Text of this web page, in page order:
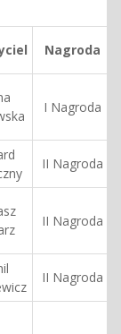
Nagroda
I Nagroda
II Nagroda
II Nagroda
II Nagroda